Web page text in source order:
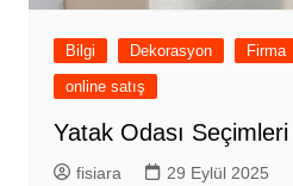
Bilgi Dekorasyon Firma
online satış
Yatak Odası Seçimleri
fisiara 29 Eylül 2025